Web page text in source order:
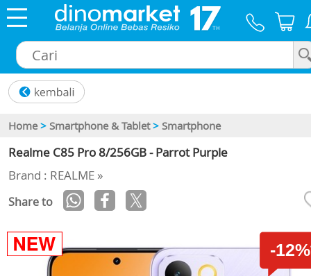
Home > Smartphone & Tablet > Smartphone
Realme C85 Pro 8/256GB - Parrot Purple
Brand : REALME »
Share to
-